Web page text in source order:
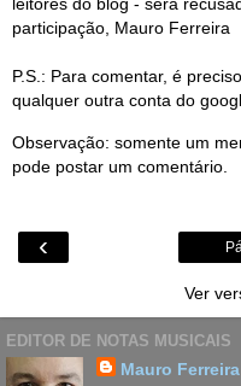
leitores do blog - será
participação, Mauro Ferreira
P.S.: Para comentar, é
qualquer outra conta do
Observação: somente um
pode postar um comentário.
‹
Ver
EDITOR DE NOTAS MUSICAIS
Mauro Ferreira